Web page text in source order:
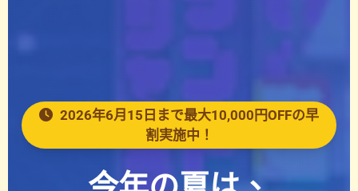
2026年6月15日まで最大10,000円OFFの早
割実施中！